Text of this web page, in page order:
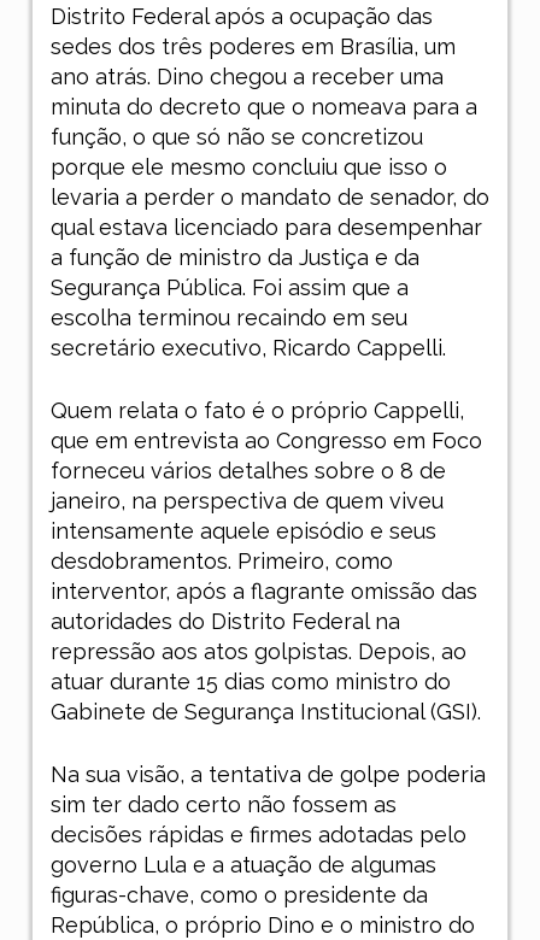
Distrito Federal após a ocupação das
sedes dos três poderes em Brasília, um
ano atrás. Dino chegou a receber uma
minuta do decreto que o nomeava para a
função, o que só não se concretizou
porque ele mesmo concluiu que isso o
levaria a perder o mandato de senador, do
qual estava licenciado para desempenhar
a função de ministro da Justiça e da
Segurança Pública. Foi assim que a
escolha terminou recaindo em seu
secretário executivo, Ricardo Cappelli.
Quem relata o fato é o próprio Cappelli,
que em entrevista ao Congresso em Foco
forneceu vários detalhes sobre o 8 de
janeiro, na perspectiva de quem viveu
intensamente aquele episódio e seus
desdobramentos. Primeiro, como
interventor, após a flagrante omissão das
autoridades do Distrito Federal na
repressão aos atos golpistas. Depois, ao
atuar durante 15 dias como ministro do
Gabinete de Segurança Institucional (GSI).
Na sua visão, a tentativa de golpe poderia
sim ter dado certo não fossem as
decisões rápidas e firmes adotadas pelo
governo Lula e a atuação de algumas
figuras-chave, como o presidente da
República, o próprio Dino e o ministro do